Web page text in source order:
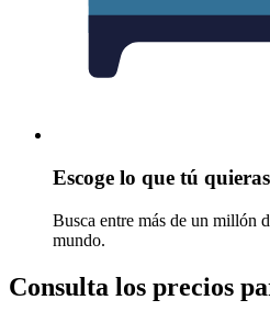
Escoge lo que tú quieras
Busca entre más de un millón
mundo.
Consulta los precios